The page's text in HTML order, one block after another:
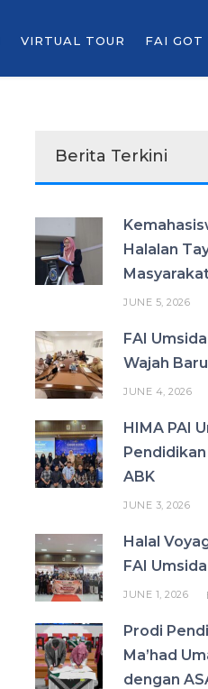
VIRTUAL TOUR FAI GOT
Berita Terkini
Halalan
JUNE 5, 2026
FAI
Wajah Baru
JUNE 4, 2026
HIMA PAI
ABK
JUNE 3, 2026
Halal
FAI
JUNE 1, 2026
Prodi
Ma’had
dengan